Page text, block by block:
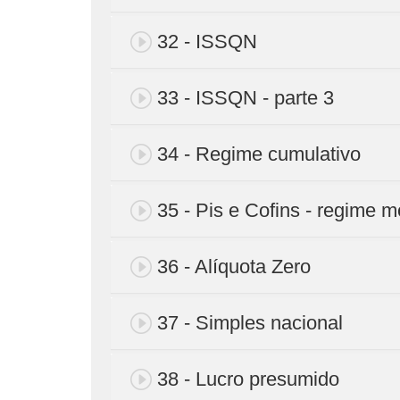
32 - ISSQN
33 - ISSQN - parte 3
34 - Regime cumulativo
35 - Pis e Cofins - regime
36 - Alíquota Zero
37 - Simples nacional
38 - Lucro presumido